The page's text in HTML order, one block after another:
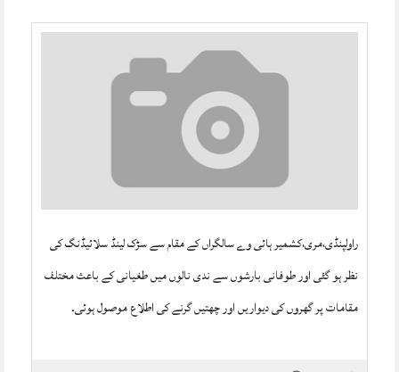
راولپنڈی،مری،کشمیر ہائی وے سالگراں کے مقام سے سڑک لینڈ سلائیڈنگ کی
نظر ہو گئی اور طوفانی بارشوں سے ندی نالوں میں طغیانی کے باعث مختلف
مقامات پر گھروں کی دیواریں اور چھتیں گرنے کی اطلاع موصول ہوئی۔